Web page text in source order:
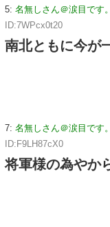
5: 名無しさん＠涙目です
ID:7WPcx0t20
南北ともに今が
7: 名無しさん＠涙目です
ID:F9LH87cX0
将軍様の為やか